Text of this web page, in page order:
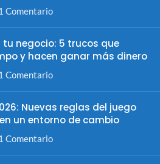
Comentario
tu negocio: 5 trucos que
y hacen ganar más dinero
Comentario
Nuevas reglas del juego
un entorno de cambio
Comentario